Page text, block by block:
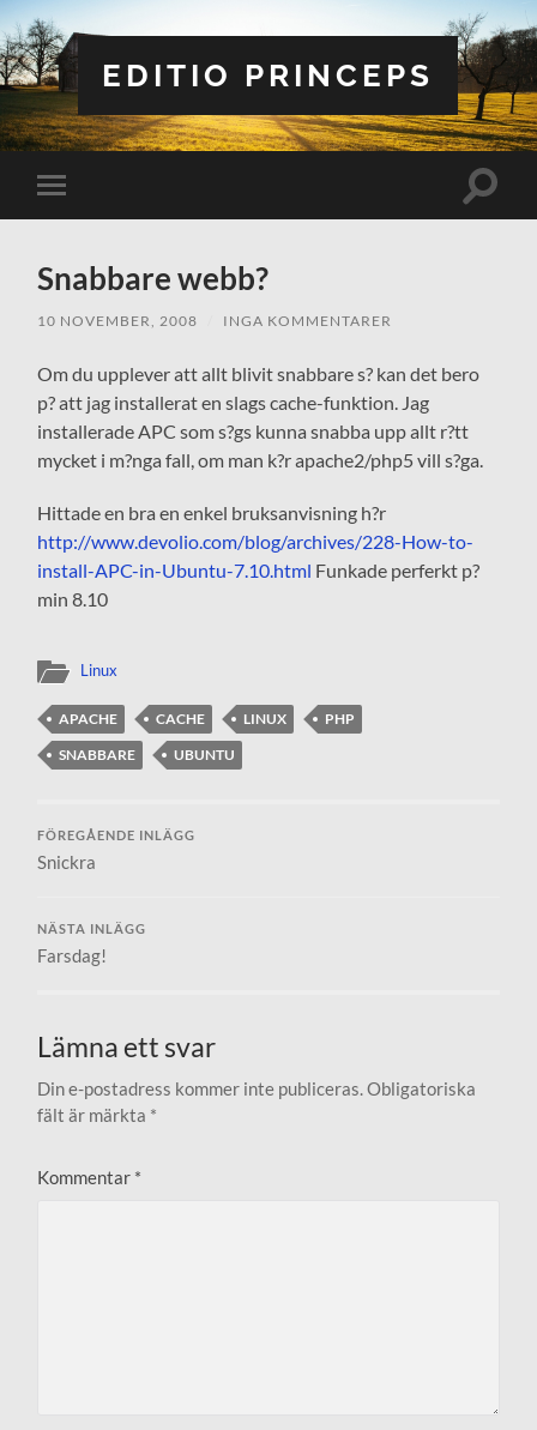
EDITIO PRINCEPS
Slå
på/av
Slå
Snabbare webb?
10 NOVEMBER, 2008 INGA KOMMENTARER
Om du upplever att allt blivit snabbare s? kan det bero
p? att jag installerat en slags cache-funktion. Jag
installerade APC som s?gs kunna snabba upp allt r?tt
mycket i m?nga fall, om man k?r apache2/php5 vill s?ga.
Hittade en bra en enkel bruksanvisning h?r
http://www.devolio.com/blog/archives/228-How-to-
install-APC-in-Ubuntu-7.10.html Funkade perferkt p?
min 8.10
Linux
APACHE CACHE LINUX
PHP
SNABBARE
UBUNTU
FÖREGÅENDE INLÄGG
Snickra
NÄSTA INLÄGG
Farsdag!
Lämna ett svar
Din e-postadress kommer inte publiceras. Obligatoriska
fält är märkta *
Kommentar *